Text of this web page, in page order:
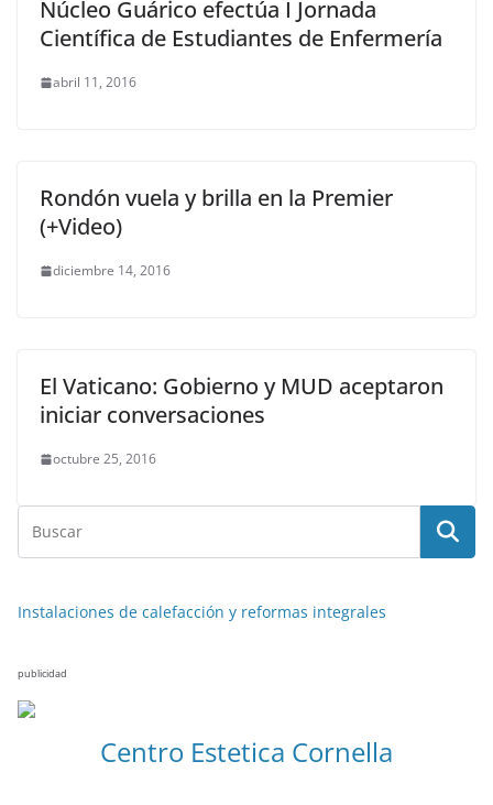
Núcleo Guárico efectúa I Jornada
Científica de Estudiantes de Enfermería
abril 11, 2016
Rondón vuela y brilla en la Premier
(+Video)
diciembre 14, 2016
El Vaticano: Gobierno y MUD aceptaron
iniciar conversaciones
octubre 25, 2016
Instalaciones de calefacción y reformas integrales
publicidad
Centro Estetica Cornella